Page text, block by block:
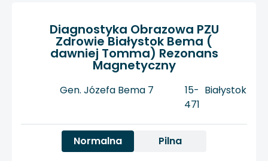
Diagnostyka Obrazowa PZU
Zdrowie Białystok Bema (
dawniej Tomma) Rezonans
Magnetyczny
Gen. Józefa Bema 7
15-
471
Białystok
Normalna Pilna